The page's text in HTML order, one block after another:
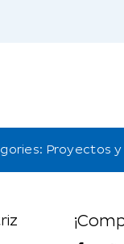
Proyectos y